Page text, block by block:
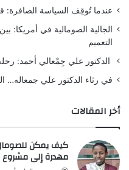
عندما تُوقِف السياسة
الجالية الصومالية في أمريكا:
التعميم
الدكتور علي جِمْعالي أحمد:
في رثاء الدكتور علي جمعاله…
أخر المقالات
كيف يمكن للصومال
مهدرة إلى مشروع